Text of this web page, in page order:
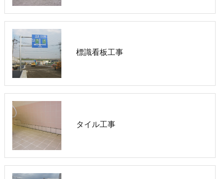
標識看板工事
タイル工事